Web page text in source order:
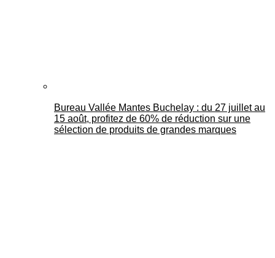
Bureau Vallée Mantes Buchelay : du 27 juillet au
15 août, profitez de 60% de réduction sur une
sélection de produits de grandes marques